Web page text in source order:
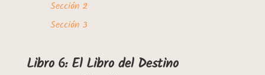
Sección 2
Sección 3
Libro 6: El Libro del Destino